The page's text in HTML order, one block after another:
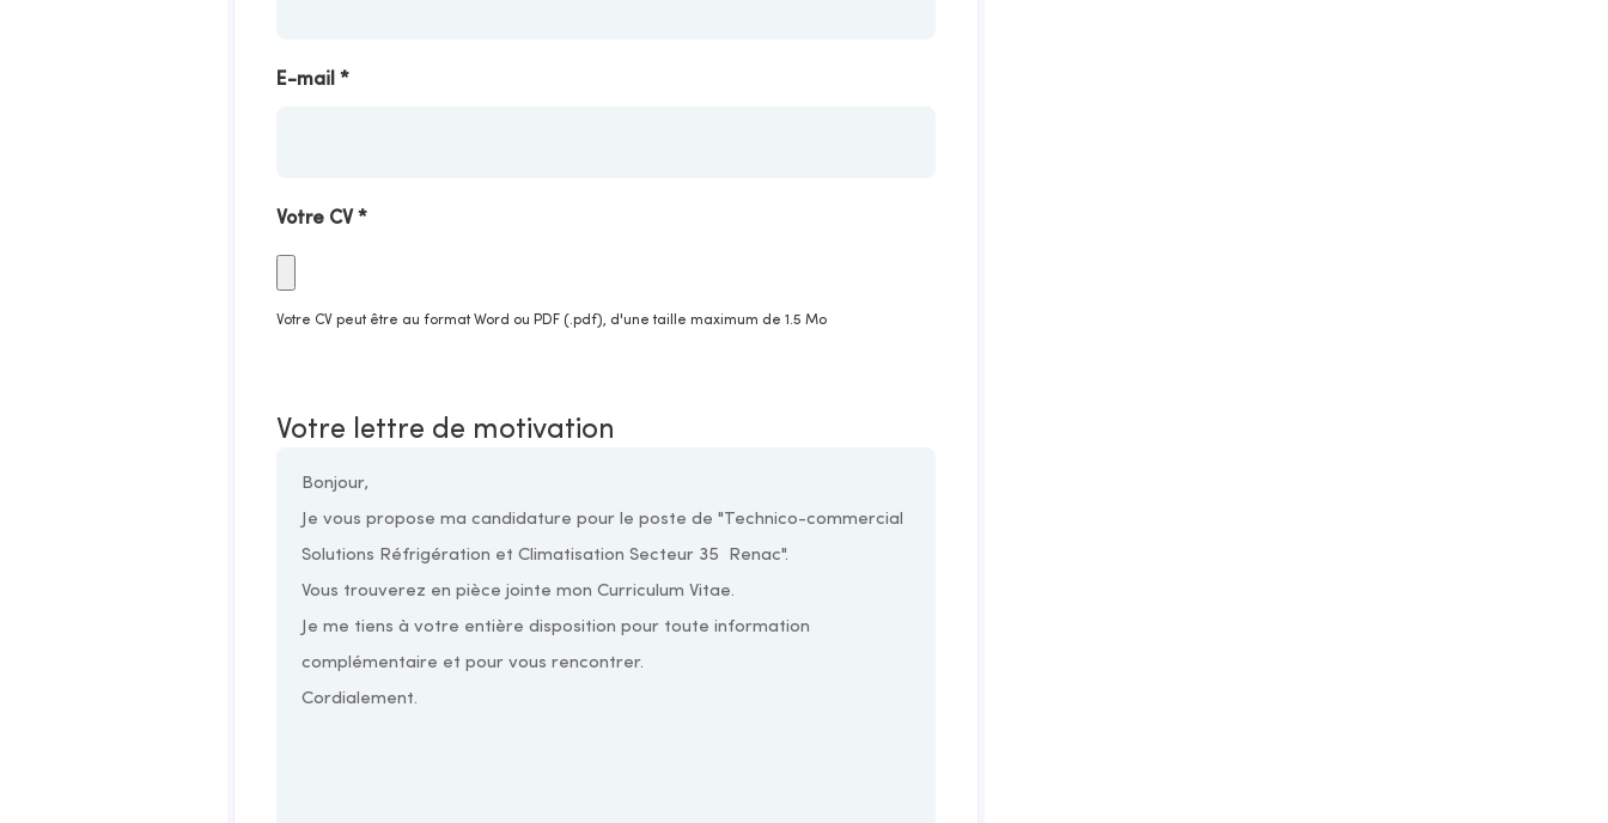
E-mail *
Votre CV *
Votre CV peut être au format Word ou PDF (.pdf), d'une taille maximum de 1.5 Mo
Votre lettre de motivation